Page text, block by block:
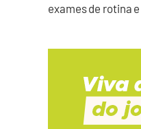
exames de rotina